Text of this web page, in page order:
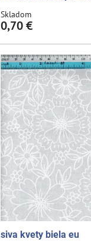
Skladom
0,70 €
siva kvety biela eu